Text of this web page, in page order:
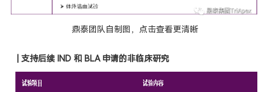
鼎泰团队自制图，点击查看更清晰
支持后续 IND 和 BLA 申请的非临床研究